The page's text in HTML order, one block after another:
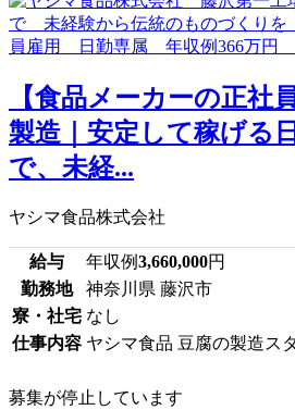
【食品メーカーの正社
製造｜安定して稼げる
で、未経...
ヤシマ食品株式会社
給与 年収例3,660,000円
勤務地
神奈川県 藤沢市
寮・社宅 なし
仕事内容 ヤシマ食品 豆腐の製造ス
募集が停止しています